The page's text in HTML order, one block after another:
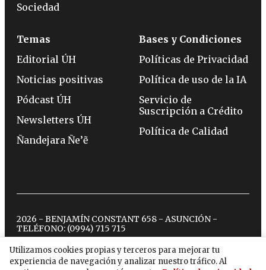
Utilizamos cookies propias y terceros para mejorar tu
experiencia de navegación y analizar nuestro tráfico. Al
Sociedad
Temas
Editorial ÚH
Noticias positivas
Pódcast ÚH
Newsletters ÚH
Ñandejara Ñe’ẽ
Bases y Condiciones
Políticas de Privacidad
Política de uso de la IA
Servicio de
Suscripción a Crédito
Política de Calidad
2026 - BENJAMÍN CONSTANT 658 - ASUNCIÓN -
TELÉFONO: (0994) 715 715